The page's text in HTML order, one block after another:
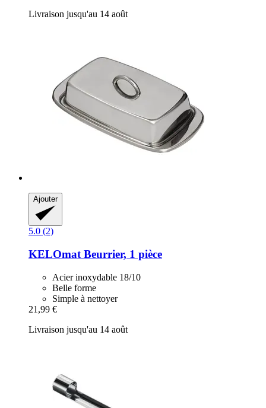
Livraison jusqu'au 14 août
Ajouter
5.0 (2)
KELOmat Beurrier, 1 pièce
Acier inoxydable 18/10
Belle forme
Simple à nettoyer
21,99 €
Livraison jusqu'au 14 août